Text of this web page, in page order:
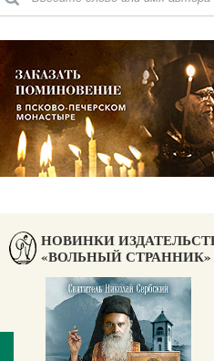
НОВИНКИ
«ВОЛЬНЫЙ СТРАННИК»